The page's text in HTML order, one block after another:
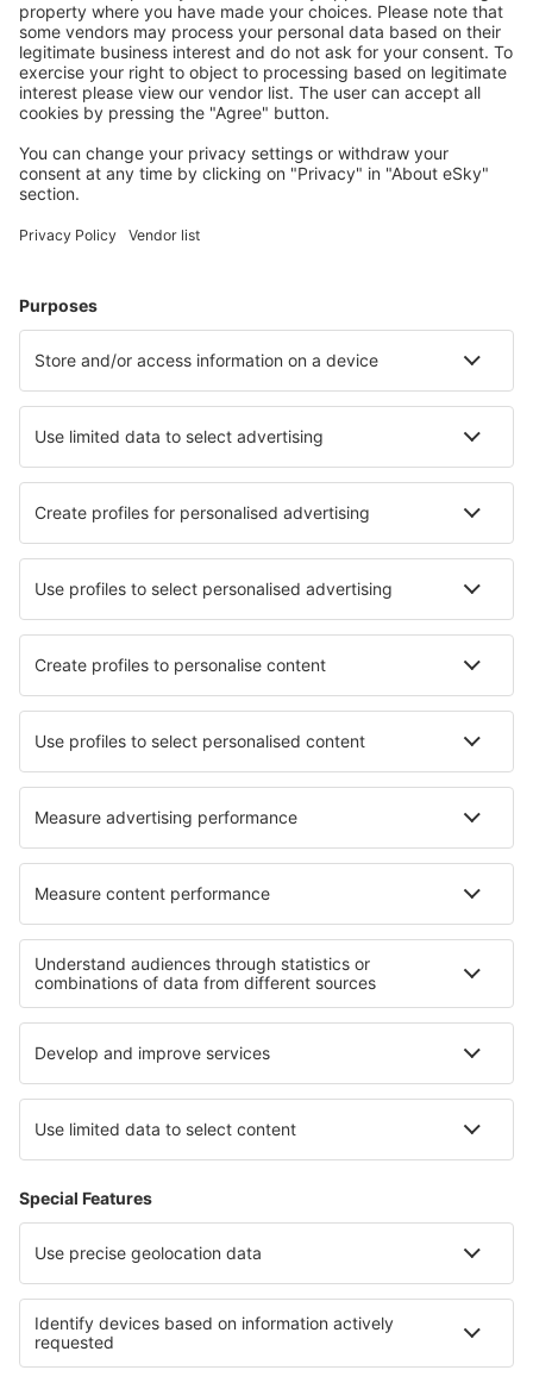
Vyberte si z více než 1.3 milionu zařízení: hotelů,
apartmánů, chat a dalších.
Ubytování v Brazílii - Oblíbená města
Ubytování v Belému Ubytování in Petropolis
Ubytování in Taguatinga Ubytování in Ilha Comprida
Nejlepší ubytování - města
Ubytování in Saint-Martin-sur-le-Pre Ubytování in Bromyard
Ubytování in Brondby Ubytování in Axapusco
Ubytování in Buchs Ubytování in La Souterraine
Ubytování ve Florianópolisu
Ubytování na Copacabaně Ubytování v Praia do Forte
Ubytování v Národní park Bontebok Ubytování na Korfu
Ubytování v Národním parku Jasper Ubytování v Skopelos
Ubytování in Mammoth Cave National Park